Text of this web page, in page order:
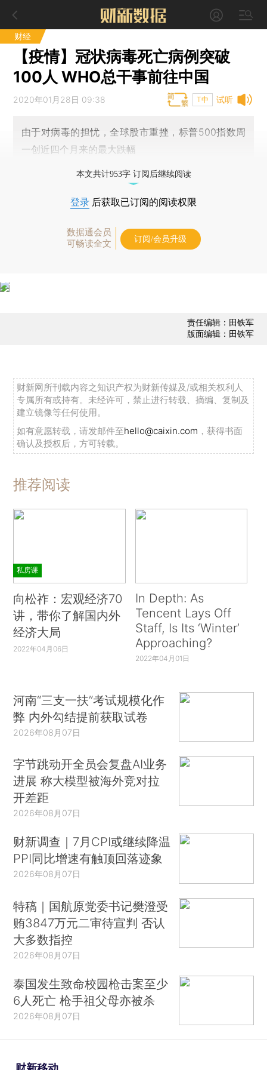
财经
【疫情】冠状病毒死亡病例突破
100人 WHO总干事前往中国
试听
2020年01月28日 09:38 T中
由于对病毒的担忧，全球股市重挫，标普500指数周
一创近四个月来的最大跌幅
本文共计953字 订阅后继续阅读
登录 后获取已订阅的阅读权限
数据通会员
可畅读全文
订阅/会员升级
责任编辑：田铁军
版面编辑：田铁军
财新网所刊载内容之知识产权为财新传媒及/或相关权利人
专属所有或持有。未经许可，禁止进行转载、摘编、复制及
建立镜像等任何使用。
如有意愿转载，请发邮件至hello@caixin.com ，获得书面
确认及授权后，方可转载。
推荐阅读
私房课
向松祚：宏观经济70
讲，带你了解国内外
经济大局
2022年04月06日
In Depth: As
Tencent Lays Off
Staff, Is Its ‘Winter’
Approaching?
2022年04月01日
河南“三支一扶”考试规模化作
弊 内外勾结提前获取试卷
2026年08月07日
字节跳动开全员会复盘AI业务
进展 称大模型被海外竞对拉
开差距
2026年08月07日
财新调查｜7月CPI或继续降温
PPI同比增速有触顶回落迹象
2026年08月07日
特稿｜国航原党委书记樊澄受
贿3847万元二审待宣判 否认
大多数指控
2026年08月07日
泰国发生致命校园枪击案至少
6人死亡 枪手祖父母亦被杀
2026年08月07日